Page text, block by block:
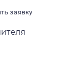
заявку